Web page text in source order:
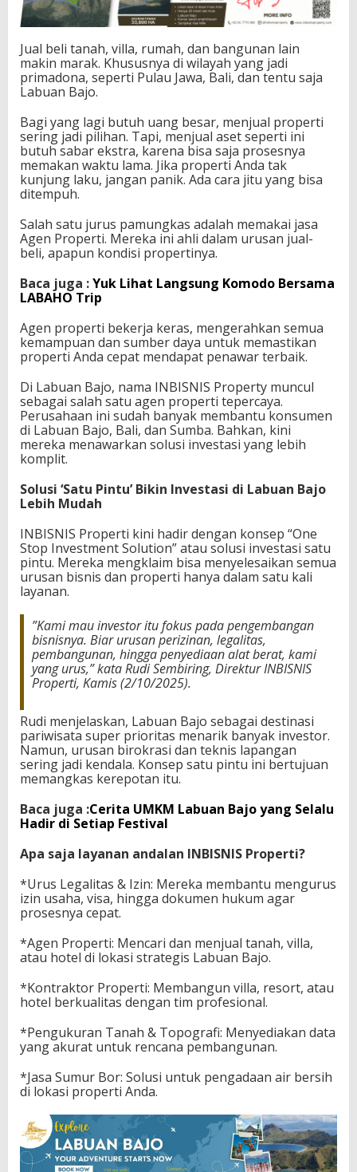
u
P
n
t
u
t
u
k
B
i
i
s
d
n
o
p
e
i
d
i
L
u
a
a
j
o
Jual beli tanah, villa, rumah, dan bangunan lain
makin marak. Khususnya di wilayah yang jadi
primadona, seperti Pulau Jawa, Bali, dan tentu saja
Labuan Bajo.
​Bagi yang lagi butuh uang besar, menjual properti
sering jadi pilihan. Tapi, menjual aset seperti ini
butuh sabar ekstra, karena bisa saja prosesnya
memakan waktu lama. Jika properti Anda tak
kunjung laku, jangan panik. Ada cara jitu yang bisa
ditempuh.
​Salah satu jurus pamungkas adalah memakai jasa
Agen Properti. Mereka ini ahli dalam urusan jual-
beli, apapun kondisi propertinya.
Baca juga :Yuk Lihat Langsung Komodo Bersama
LABAHO Trip
Agen properti bekerja keras, mengerahkan semua
kemampuan dan sumber daya untuk memastikan
properti Anda cepat mendapat penawar terbaik.
​Di Labuan Bajo, nama INBISNIS Property muncul
sebagai salah satu agen properti tepercaya.
Perusahaan ini sudah banyak membantu konsumen
di Labuan Bajo, Bali, dan Sumba. Bahkan, kini
mereka menawarkan solusi investasi yang lebih
komplit.
​Solusi ‘Satu Pintu’ Bikin Investasi di Labuan Bajo
Lebih Mudah
​INBISNIS Properti kini hadir dengan konsep “One
Stop Investment Solution” atau solusi investasi satu
pintu. Mereka mengklaim bisa menyelesaikan semua
urusan bisnis dan properti hanya dalam satu kali
layanan.
​”Kami mau investor itu fokus pada pengembangan
bisnisnya. Biar urusan perizinan, legalitas,
pembangunan, hingga penyediaan alat berat, kami
yang urus,” kata Rudi Sembiring, Direktur INBISNIS
Properti, Kamis (2/10/2025).
​Rudi menjelaskan, Labuan Bajo sebagai destinasi
pariwisata super prioritas menarik banyak investor.
Namun, urusan birokrasi dan teknis lapangan
sering jadi kendala. Konsep satu pintu ini bertujuan
memangkas kerepotan itu.
Baca juga :Cerita UMKM Labuan Bajo yang Selalu
Hadir di Setiap Festival
Apa saja layanan andalan INBISNIS Properti?
*​Urus Legalitas & Izin: Mereka membantu mengurus
izin usaha, visa, hingga dokumen hukum agar
prosesnya cepat.
*​Agen Properti: Mencari dan menjual tanah, villa,
atau hotel di lokasi strategis Labuan Bajo.
*​Kontraktor Properti: Membangun villa, resort, atau
hotel berkualitas dengan tim profesional.
​*Pengukuran Tanah & Topografi: Menyediakan data
yang akurat untuk rencana pembangunan.
*​Jasa Sumur Bor: Solusi untuk pengadaan air bersih
di lokasi properti Anda.